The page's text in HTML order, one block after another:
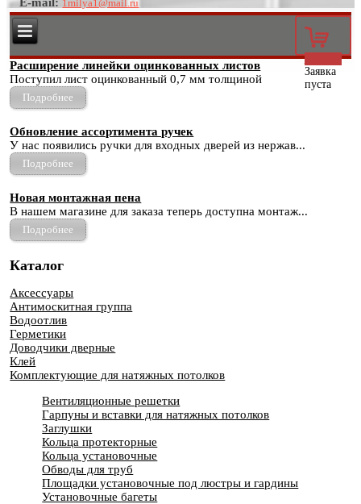
1milya1@mail.ru
0
Заявка
пуста
Расширение линейки оцинкованных листов
Поступил лист оцинкованный 0,7 мм толщиной
Подробнее
Обновление ассортимента ручек
У нас появились ручки для входных дверей из нержав...
Подробнее
Новая монтажная пена
В нашем магазине для заказа теперь доступна монтаж...
Подробнее
Каталог
Аксессуары
Антимоскитная группа
Водоотлив
Герметики
Доводчики дверные
Клей
Комплектующие для натяжных потолков
Вентиляционные решетки
Гарпуны и вставки для натяжных потолков
Заглушки
Кольца протекторные
Кольца установочные
Обводы для труб
Площадки установочные под люстры и гардины
Установочные багеты